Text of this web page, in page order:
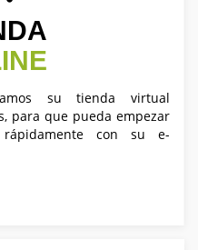
su tienda virtual
para que pueda empezar
con su e-